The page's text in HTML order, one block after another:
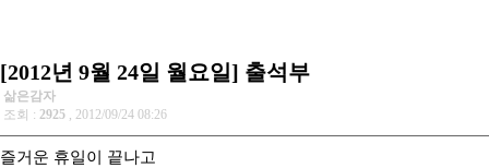
[2012년 9월 24일 월요일] 출석부
삶은감자
조회 : 2925 , 2012/09/24 08:26
즐거운 휴일이 끝나고